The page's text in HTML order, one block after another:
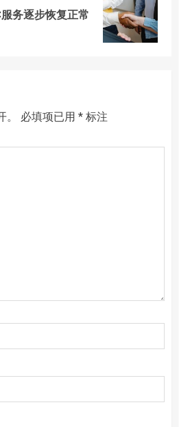
务逐步恢复正常
必填项已用 * 标注